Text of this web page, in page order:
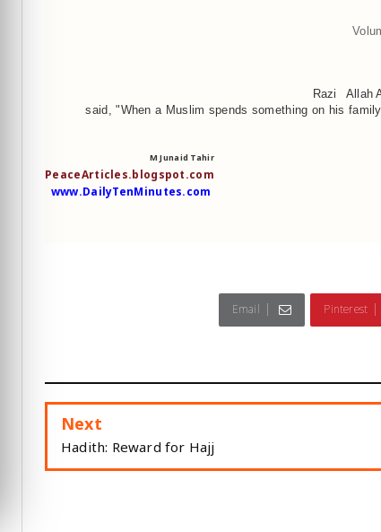
Razi Allah
said, "When a Muslim spends something on his
M Junaid Tahir
PeaceArticles.blogspot.com
www.DailyTenMinutes.com
Pinterest
Email
Next
Hadith: Reward for Hajj